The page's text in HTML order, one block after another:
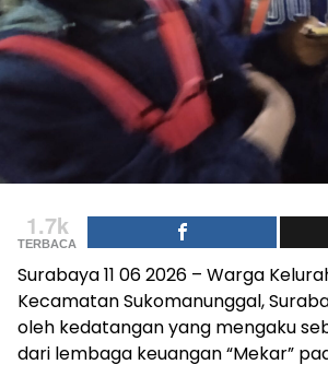
1.7k
TERBACA
Surabaya 11 06 2026 – Warga
Kecamatan Sukomanunggal,
oleh kedatangan yang mengaku
dari lembaga keuangan “Mekar”